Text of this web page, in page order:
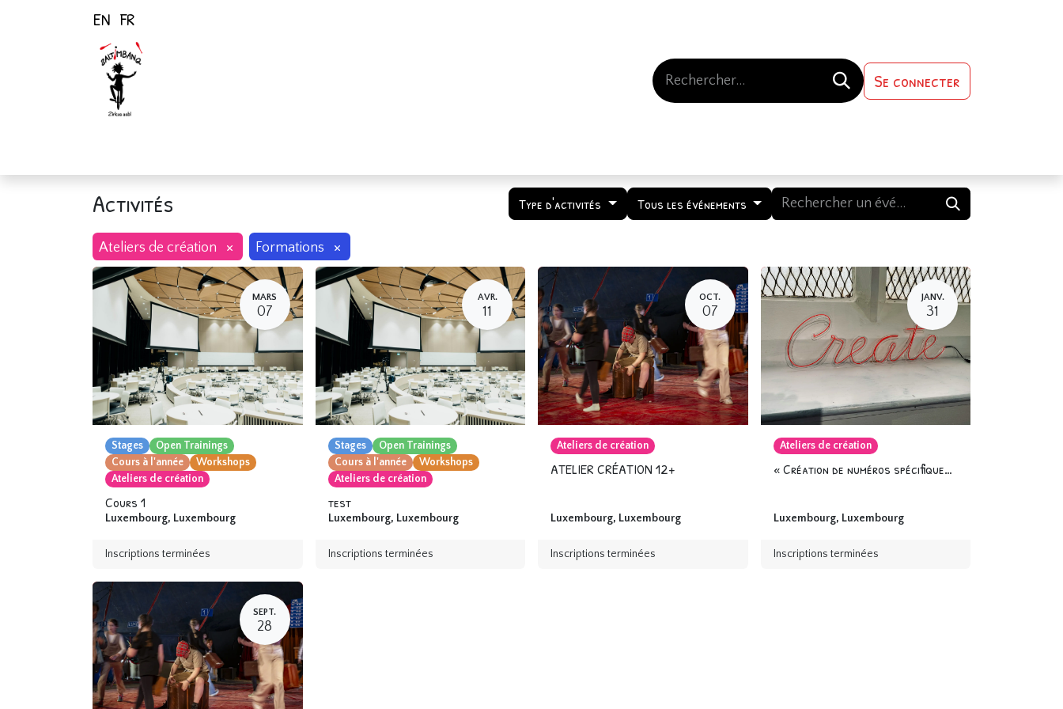
EN FR
Se connecter
Activités Type d'activités Tous les événements
Ateliers de création × Formations ×
MARS
07
Stages
Open Trainings
Cours à l'année
Workshops
Ateliers de création
Cours 1
Luxembourg, Luxembourg
Inscriptions terminées
AVR.
11
Stages
Open Trainings
Cours à l'année
Workshops
Ateliers de création
test
Luxembourg, Luxembourg
Inscriptions terminées
OCT.
07
Ateliers de création
ATELIER CRÉATION 12+
Luxembourg, Luxembourg
Inscriptions terminées
JANV.
31
Ateliers de création
« Création de numéros spécifiques »
Luxembourg, Luxembourg
Inscriptions terminées
SEPT.
28